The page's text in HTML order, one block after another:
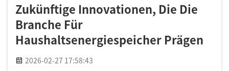
Zukünftige Innovationen, Die Die
Branche Für
Haushaltsenergiespeicher Prägen
2026-02-27 17:58:43